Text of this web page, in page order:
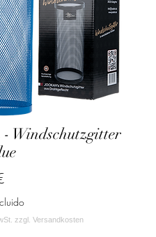
- Windschutzgitter
Precio